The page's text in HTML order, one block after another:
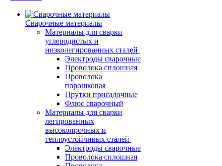
Сварочные материалы
Материалы для сварки
углеродистых и
низколегированных сталей
Электроды сварочные
Проволока сплошная
Проволока
порошковая
Прутки присадочные
Флюс сварочный
Материалы для сварки
легированных
высокопрочных и
теплоустойчивых сталей
Электроды сварочные
Проволока сплошная